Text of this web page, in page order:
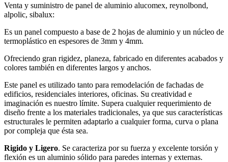
Venta y suministro de panel de aluminio alucomex, reynolbond,
alpolic, sibalux:
Es un panel compuesto a base de 2 hojas de aluminio y un núcleo de
termoplástico en espesores de 3mm y 4mm.
Ofreciendo gran rigidez, planeza, fabricado en diferentes acabados y
colores también en diferentes largos y anchos.
Este panel es utilizado tanto para remodelación de fachadas de
edificios, residenciales interiores, oficinas. Su creatividad e
imaginación es nuestro límite. Supera cualquier requerimiento de
diseño frente a los materiales tradicionales, ya que sus características
estructurales le permiten adaptarlo a cualquier forma, curva o plana
por compleja que ésta sea.
Rigido y Ligero. Se caracteriza por su fuerza y excelente torsión y
flexión es un aluminio sólido para paredes internas y externas.